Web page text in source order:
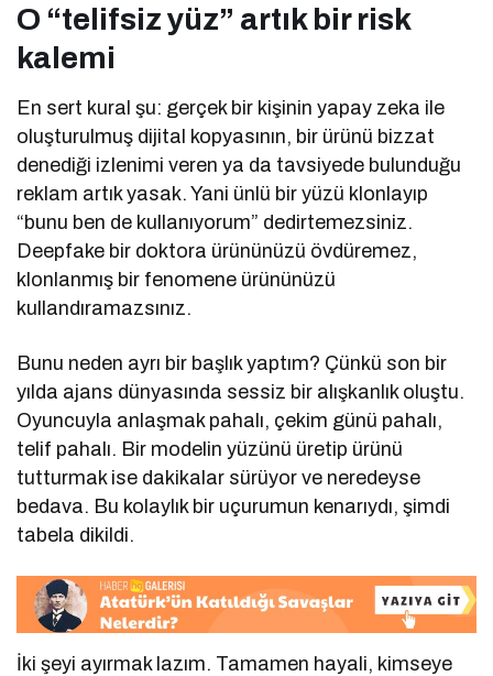
O “telifsiz yüz” artık bir risk
kalemi
En sert kural şu: gerçek bir kişinin yapay zeka ile
oluşturulmuş dijital kopyasının, bir ürünü bizzat
denediği izlenimi veren ya da tavsiyede bulunduğu
reklam artık yasak. Yani ünlü bir yüzü klonlayıp
“bunu ben de kullanıyorum” dedirtemezsiniz.
Deepfake bir doktora ürününüzü övdüremez,
klonlanmış bir fenomene ürününüzü
kullandıramazsınız.
Bunu neden ayrı bir başlık yaptım? Çünkü son bir
yılda ajans dünyasında sessiz bir alışkanlık oluştu.
Oyuncuyla anlaşmak pahalı, çekim günü pahalı,
telif pahalı. Bir modelin yüzünü üretip ürünü
tutturmak ise dakikalar sürüyor ve neredeyse
bedava. Bu kolaylık bir uçurumun kenarıydı, şimdi
tabela dikildi.
İki şeyi ayırmak lazım. Tamamen hayali, kimseye